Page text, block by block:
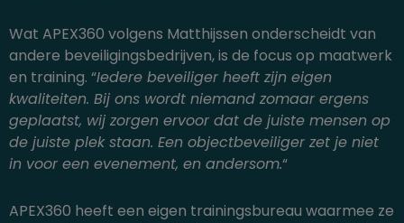
Wat APEX360 volgens Matthijssen onderscheidt van
andere beveiligingsbedrijven, is de focus op maatwerk
en training. “Iedere beveiliger heeft zijn eigen
kwaliteiten. Bij ons wordt niemand zomaar ergens
geplaatst, wij zorgen ervoor dat de juiste mensen op
de juiste plek staan. Een objectbeveiliger zet je niet
in voor een evenement, en andersom.“
APEX360 heeft een eigen trainingsbureau waarmee ze